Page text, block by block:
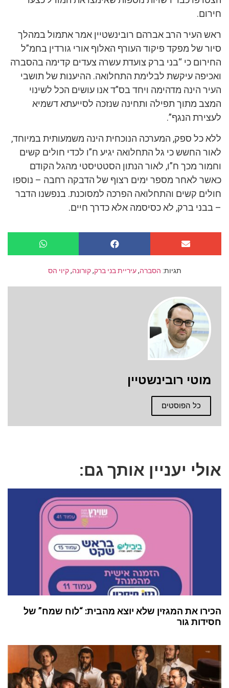
חירום.
ראש העיר הרב אברהם רובינשטיין אמר אתמול במהלך
סיור של מפקד פיקוד העורף האלוף אורי גורדין בחמ”ל
החירום כי “בני ברק צועדת עשרה צעדים קדימה בהסברה
ואכיפה עיקשת לבלימת התחלואה. ההיענות של תושבי
העיר הינה מדהימה ויחד בס”ד אנו עושים הכל לשינוי
המצב מתוך תפילה ותחינה שנזכה לסייעתא דשמיא
לעצירת הנגף”.
ללא כל ספק, המערכה הנוכחית הינה משמעותית במיוחד,
לאור החשש כי גל התחלואה יגיע ח”ו לכדי חולים קשים
וחמור מכך ח”ו, לאור הנתון הסטטיסטי מהגל הקודם
כאשר לאחר מספר ימים רצוף של הדבקה רחבה – נוספו
חולים קשים והתחלואה הפרכה למסוכנת. בנפשנו הדבר
– בבני ברק, לא כסיסמה אלא כדרך חיים.
תגיות: הסברה,עיריית בני ברק,קורונה,קיוי הס
מוטי רובינשטיין
כל הפוסטים
אולי יעניין אותך גם:
הכירו את המגזין שלא יוצא מהבית: “לוח שמח” של
חסידות גור